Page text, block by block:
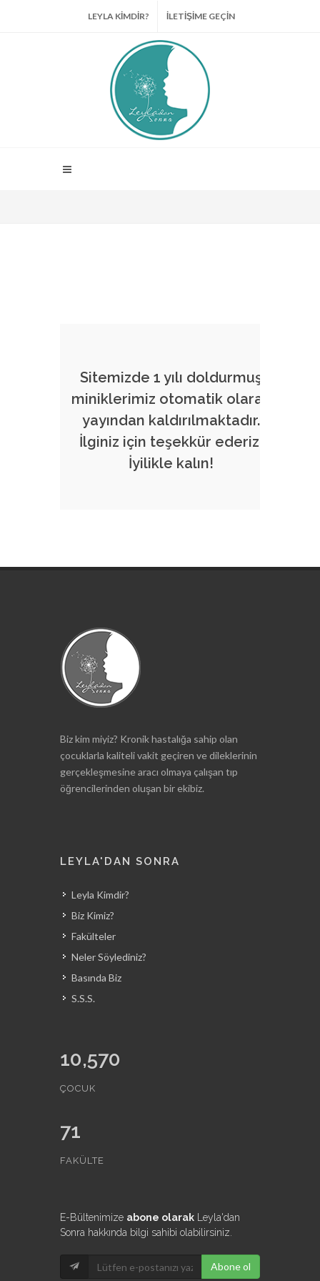
LEYLA KİMDİR? İLETİŞİME GEÇİN
Sitemizde 1 yılı doldurmuş
miniklerimiz otomatik olarak
yayından kaldırılmaktadır.
İlginiz için teşekkür ederiz.
İyilikle kalın!
Biz kim miyiz? Kronik hastalığa sahip olan
çocuklarla kaliteli vakit geçiren ve dileklerinin
gerçekleşmesine aracı olmaya çalışan tıp
öğrencilerinden oluşan bir ekibiz.
LEYLA'DAN SONRA
Leyla Kimdir?
Biz Kimiz?
Fakülteler
Neler Söylediniz?
Basında Biz
S.S.S.
10,570
ÇOCUK
71
FAKÜLTE
E-Bültenimize abone olarak Leyla'dan
Sonra hakkında bilgi sahibi olabilirsiniz.
Abone ol